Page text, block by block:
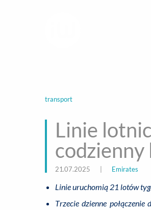
transport
Linie
21.07.2025 Emirates
Linie uruchomią 21 lotów
Trzecie dzienne